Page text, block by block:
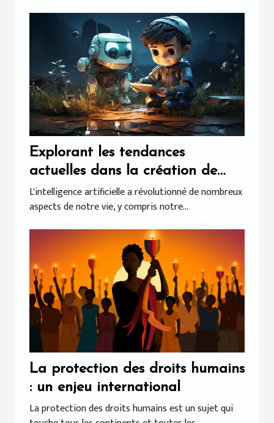
Explorant les tendances
actuelles dans la création de
chatbots
L'intelligence artificielle a révolutionné de nombreux
aspects de notre vie, y compris notre...
La protection des droits humains
: un enjeu international
La protection des droits humains est un sujet qui